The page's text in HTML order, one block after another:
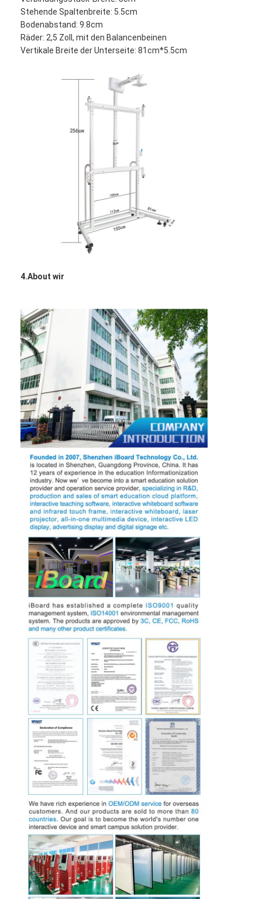
Startseite
Qualitätskontrolle
Alle Fälle
Wir Reden Jetzt.
Iboard wechselwirkendes Whiteboard
wechselwirkendes whiteboard ir
wechselwirkendes Infrarotwhiteboard
Wechselwirkender Flachbildschirm
Wechselwirkender Touch Screen Monitor
intelligentes Brett lcd
LED wechselwirkendes Whiteboard
Wechselwirkender Touch Screen Whiteboard
alle in einem wechselwirkenden whiteboard
tragbares wechselwirkendes whiteboard
Intelligente Tafel
Wechselwirkendes Projektor-Brett
Infrarotnotenrahmen
Wechselwirkender Whiteboard-Stand
Vorstellungstyp-Dokumentenkamera
Projektor
Touch Screen Kiosk
Digitale Beschilderung
Digitale Werbebildschirme
tragbarer Smart-Screen
Stehende Spaltenbreite: 5.5cm
Bodenabstand: 9.8cm
Räder: 2,5 Zoll, mit den Balancenbeinen
Vertikale Breite der Unterseite: 81cm*5.5cm
4.About wir